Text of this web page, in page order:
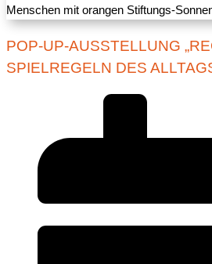
POP-UP-AUSSTELLUNG
SPIELREGELN DES